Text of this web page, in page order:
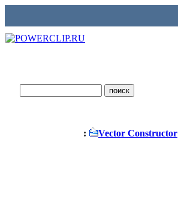
: Vector Constructor